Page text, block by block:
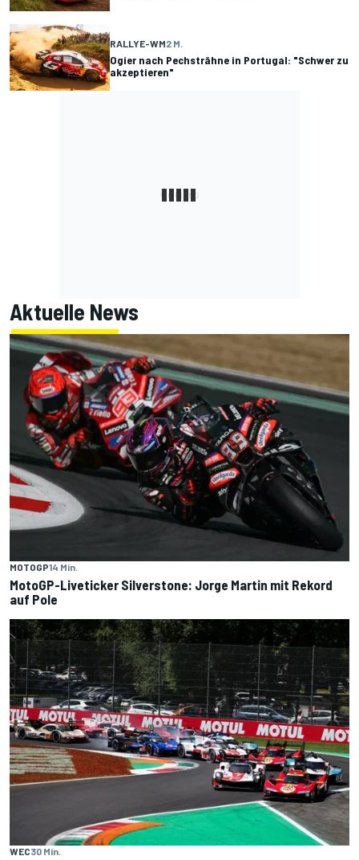
RALLYE-WM2 M.
Ogier nach Pechsträhne in Portugal: "Schwer zu
akzeptieren"
Aktuelle News
MOTOGP14 Min.
MotoGP-Liveticker Silverstone: Jorge Martin mit Rekord
auf Pole
WEC30 Min.